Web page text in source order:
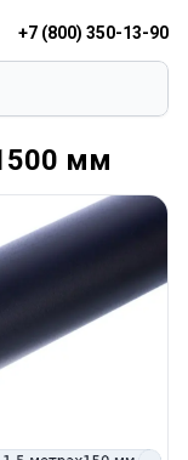
+7 (800) 350-13-90
мм